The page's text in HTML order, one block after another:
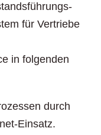
für Vertriebe
in folgenden
durch
Einsatz.